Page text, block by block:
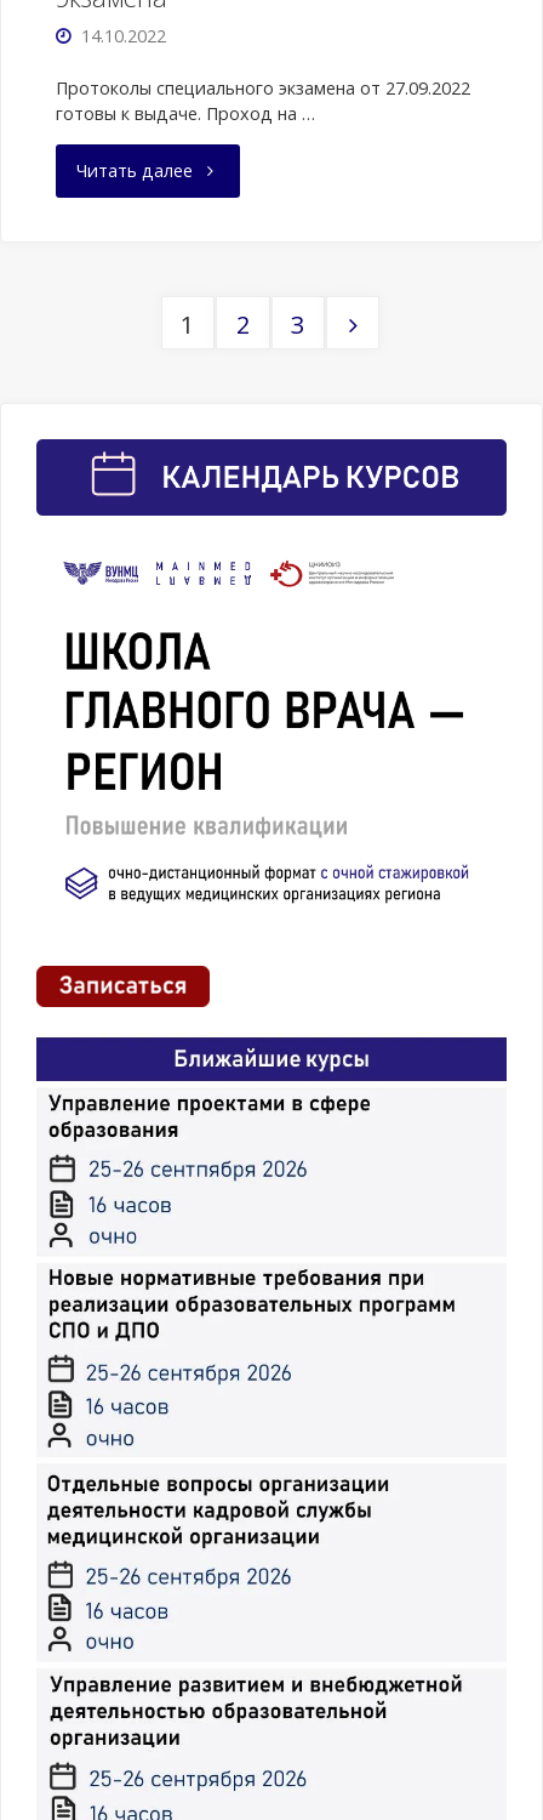
14.10.2022
Протоколы специального экзамена от 27.09.2022
готовы к выдаче. Проход на …
Читать далее"Выдача
экзамена"
записям
1 2 3